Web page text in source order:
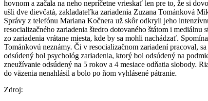
hovnom a začala na neho nepríčetne vrieskať len pre to, že si
ušli dve dievčatá, zakladateľka zariadenia Zuzana Tománková
Správy z telefónu Mariana Kočnera už skôr odkryli jeho
resocializačného zariadenia štedro dotovaného štátom i
zo zariadenia vrátane miesta, kde by sa mohli nachádzať.
Tománkovú neznámy. Či v resocializačnom zariadení pracoval,
odsúdený bol psychológ zariadenia, ktorý bol odsúdený na
zneužívanie odsúdený na 5 rokov a 4 mesiace odňatia slobody.
do väzenia nenahlásil a bolo po ňom vyhlásené pátranie.
Zdroj: